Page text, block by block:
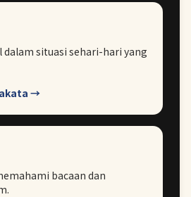
dalam situasi sehari-hari yang
→
bacaan dan